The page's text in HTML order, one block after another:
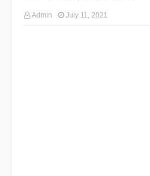
Admin July 11, 2021